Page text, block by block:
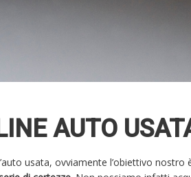
AUTO
usata, ovviamente l’obiettivo nostro